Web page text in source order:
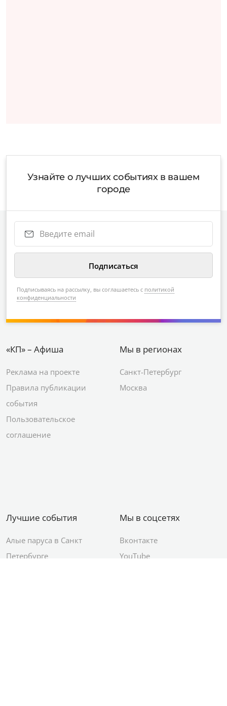
Узнайте о лучших событиях в вашем
городе
Подписываясь на рассылку, вы соглашаетесь с политикой
конфиденциальности
«КП» – Афиша
Реклама на проекте
Правила публикации
события
Пользовательское
соглашение
Мы в регионах
Санкт-Петербург
Москва
Лучшие события
Алые паруса в Санкт
Петербурге
Мы в соцсетях
Вконтакте
YouTube